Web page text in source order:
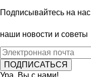
Подписывайтесь на нас
наши новости и советы
Ура, Вы с нами!